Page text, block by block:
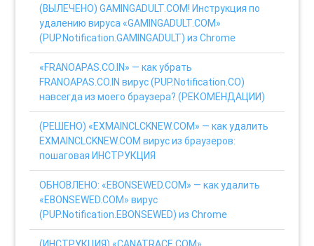
(ВЫЛЕЧЕНО) GAMINGADULT.COM! Инструкция по
удалению вируса «GAMINGADULT.COM»
(PUP.Notification.GAMINGADULT) из Chrome
«FRANOAPAS.CO.IN» — как убрать
FRANOAPAS.CO.IN вирус (PUP.Notification.CO)
навсегда из моего браузера? (РЕКОМЕНДАЦИИ)
(РЕШЕНО) «EXMAINCLCKNEW.COM» — как удалить
EXMAINCLCKNEW.COM вирус из браузеров:
пошаговая ИНСТРУКЦИЯ
ОБНОВЛЕНО: «EBONSEWED.COM» — как удалить
«EBONSEWED.COM» вирус
(PUP.Notification.EBONSEWED) из Chrome